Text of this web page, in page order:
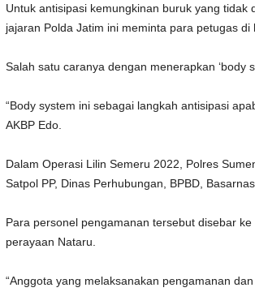
Untuk antisipasi kemungkinan buruk yang
jajaran Polda Jatim ini meminta para petugas
Salah satu caranya dengan menerapkan ‘body
“Body system ini sebagai langkah antisipasi
AKBP Edo.
Dalam Operasi Lilin Semeru 2022, Polres
Satpol PP, Dinas Perhubungan, BPBD,
Para personel pengamanan tersebut disebar
perayaan Nataru.
“Anggota yang melaksanakan pengamanan